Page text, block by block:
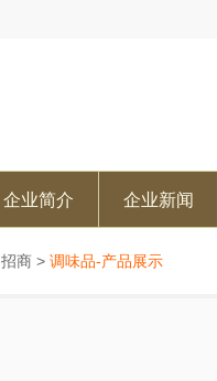
企业简介 企业新闻
招商 > 调味品-产品展示